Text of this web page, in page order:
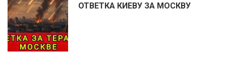
ОТВЕТКА КИЕВУ ЗА МОСКВУ